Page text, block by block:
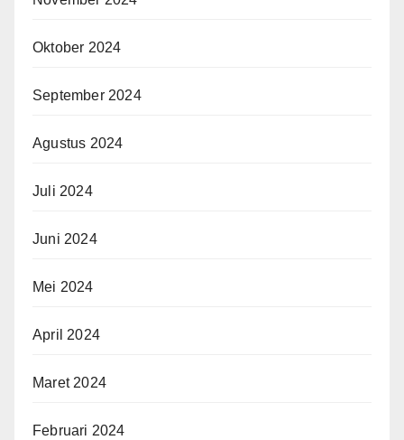
Oktober 2024
September 2024
Agustus 2024
Juli 2024
Juni 2024
Mei 2024
April 2024
Maret 2024
Februari 2024